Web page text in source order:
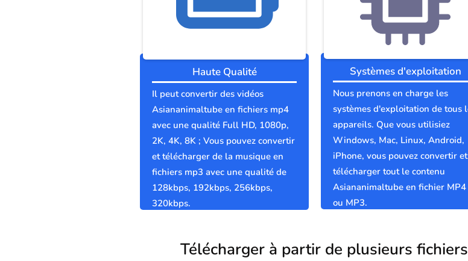
Haute Qualité
Il peut convertir des vidéos
Asiananimaltube en fichiers mp4
avec une qualité Full HD, 1080p,
2K, 4K, 8K ; Vous pouvez convertir
et télécharger de la musique en
fichiers mp3 avec une qualité de
128kbps, 192kbps, 256kbps,
320kbps.
Systèmes d'exploitation
Nous prenons en charge les
systèmes d'exploitation de tous
appareils. Que vous utilisiez
Windows, Mac, Linux, Android,
iPhone, vous pouvez convertir et
télécharger tout le contenu
Asiananimaltube en fichier MP4
ou MP3.
Télécharger à partir de plusieurs